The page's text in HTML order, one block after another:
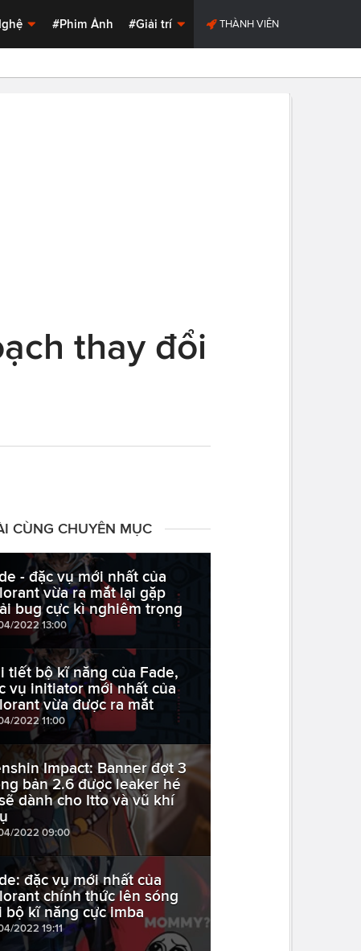
#Phim Ảnh #Giải trí THÀNH VIÊN
thay đổi
CÙNG CHUYÊN MỤC
- đặc vụ mới nhất của
vừa ra mắt lại gặp
bug cực kì nghiêm trọng
2022 13:00
tiết bộ kĩ năng của Fade,
vụ initiator mới nhất của
vừa được ra mắt
2022 11:00
Impact: Banner đợt 3
bản 2.6 được leaker hé
dành cho Itto và vũ khí
2022 09:00
đặc vụ mới nhất của
chính thức lên sóng
bộ kĩ năng cực imba
2022 19:11